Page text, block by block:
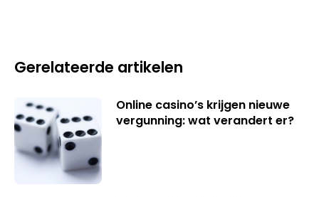
Gerelateerde artikelen
Online casino’s krijgen nieuwe
vergunning: wat verandert er?